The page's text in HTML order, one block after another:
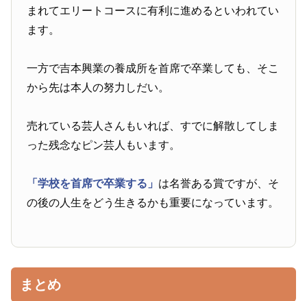
まれてエリートコースに有利に進めるといわれてい
ます。
一方で吉本興業の養成所を首席で卒業しても、そこ
から先は本人の努力しだい。
売れている芸人さんもいれば、すでに解散してしま
った残念なピン芸人もいます。
「学校を首席で卒業する」 は名誉ある賞ですが、そ
の後の人生をどう生きるかも重要になっています。
まとめ